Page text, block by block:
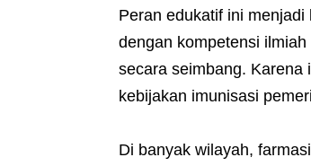
Peran edukatif ini
dengan kompetensi
secara seimbang. Karena
kebijakan imunisasi
Di banyak wilayah,